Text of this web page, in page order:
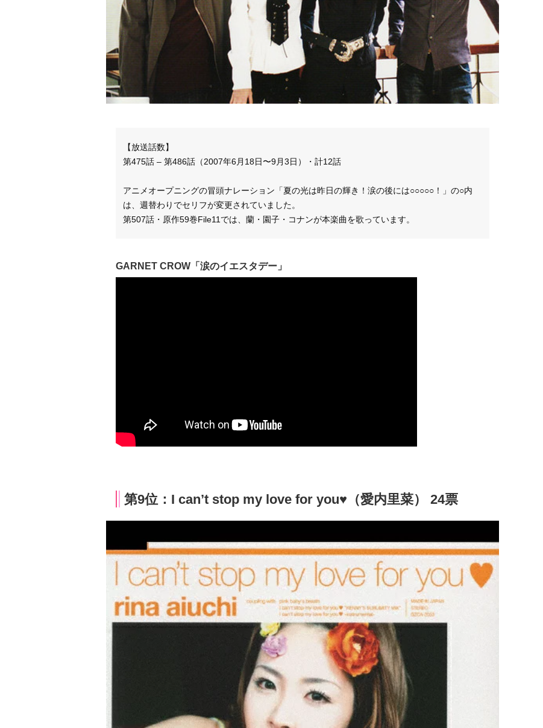
【放送話数】
第475話 – 第486話（2007年6月18日〜9月3日）・計12話
アニメオープニングの冒頭ナレーション「夏の光は昨日の輝き！涙の後には○○○○○！」の○内
は、週替わりでセリフが変更されていました。
第507話・原作59巻File11では、蘭・園子・コナンが本楽曲を歌っています。
GARNET CROW「涙のイエスタデー」
第9位：I can’t stop my love for you♥（愛内里菜） 24票